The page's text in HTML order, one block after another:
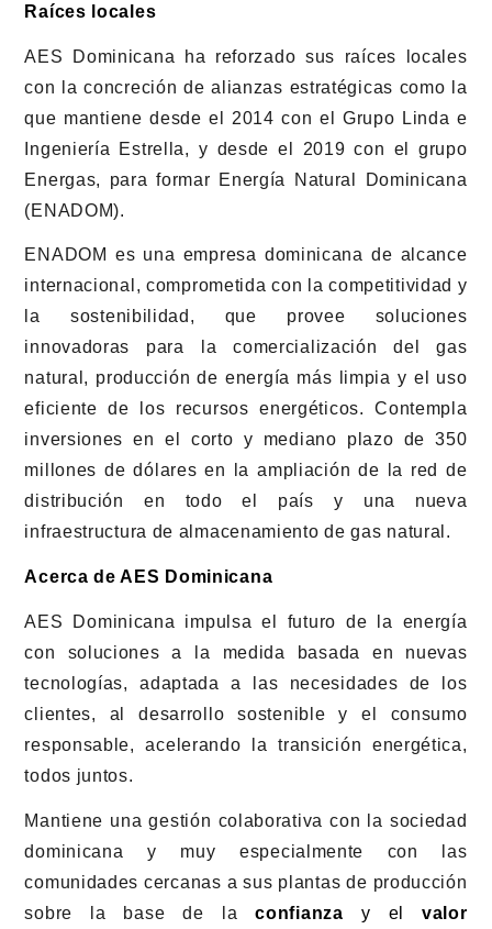
Raíces locales
AES Dominicana ha reforzado sus raíces locales
con la concreción de alianzas estratégicas como la
que mantiene desde el 2014 con el Grupo Linda e
Ingeniería Estrella, y desde el 2019 con el grupo
Energas, para formar Energía Natural Dominicana
(ENADOM).
ENADOM es una empresa dominicana de alcance
internacional, comprometida con la competitividad y
la sostenibilidad, que provee soluciones
innovadoras para la comercialización del gas
natural, producción de energía más limpia y el uso
eficiente de los recursos energéticos. Contempla
inversiones en el corto y mediano plazo de 350
millones de dólares en la ampliación de la red de
distribución en todo el país y una nueva
infraestructura de almacenamiento de gas natural.
Acerca de AES Dominicana
AES Dominicana impulsa el futuro de la energía
con soluciones a la medida basada en nuevas
tecnologías, adaptada a las necesidades de los
clientes, al desarrollo sostenible y el consumo
responsable, acelerando la transición energética,
todos juntos.
Mantiene una gestión colaborativa con la sociedad
dominicana y muy especialmente con las
comunidades cercanas a sus plantas de producción
sobre la base de la confianza y elvalor